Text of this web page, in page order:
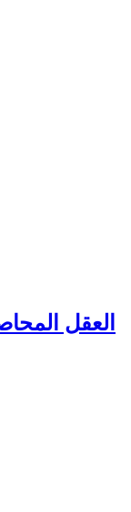
العقل